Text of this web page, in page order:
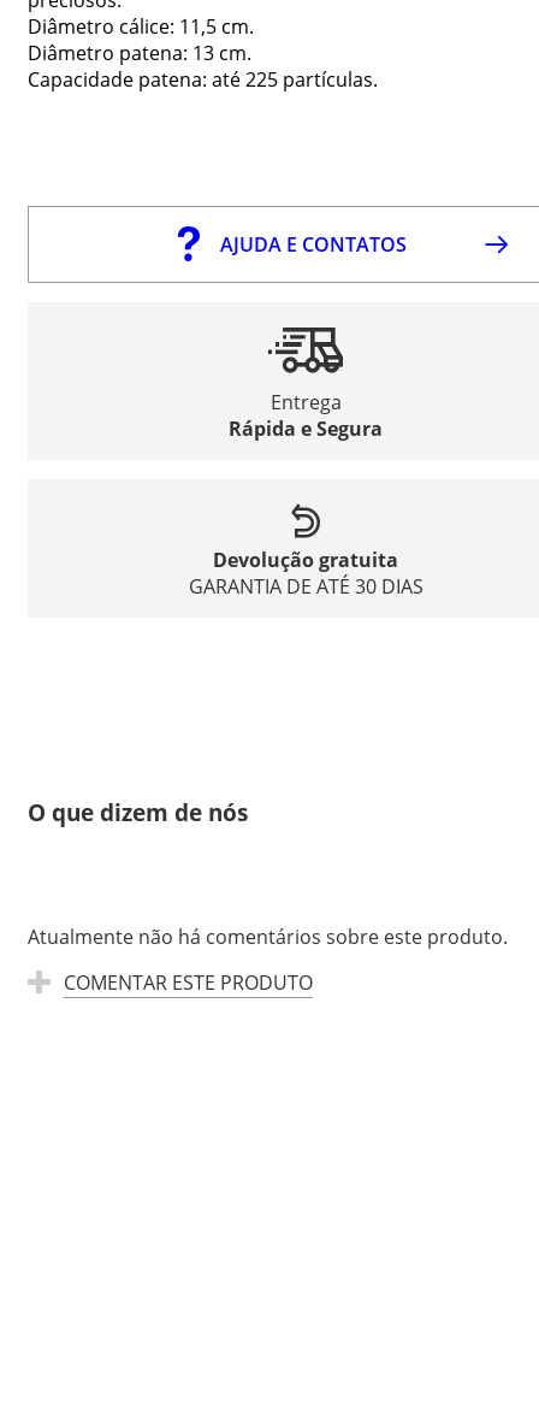
Diâmetro cálice: 11,5 cm.
Diâmetro patena: 13 cm.
Capacidade patena: até 225 partículas.
AJUDA E CONTATOS
Entrega
Rápida e Segura
Devolução gratuita
GARANTIA DE ATÉ 30 DIAS
O que dizem de nós
Atualmente não há comentários sobre este produto.
COMENTAR ESTE PRODUTO